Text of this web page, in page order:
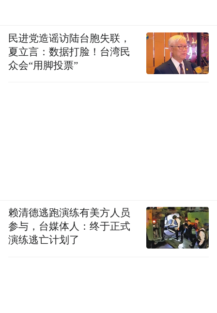
民进党造谣访陆台胞失联，
夏立言：数据打脸！台湾民
众会“用脚投票”
赖清德逃跑演练有美方人员
参与，台媒体人：终于正式
演练逃亡计划了